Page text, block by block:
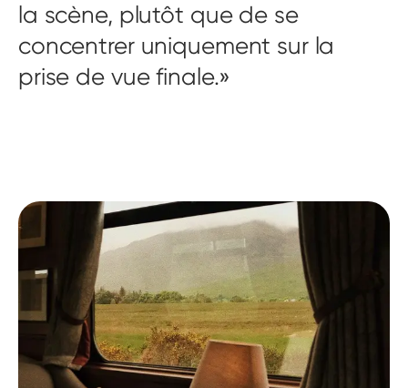
la scène, plutôt que de se
concentrer uniquement sur la
prise de vue finale.